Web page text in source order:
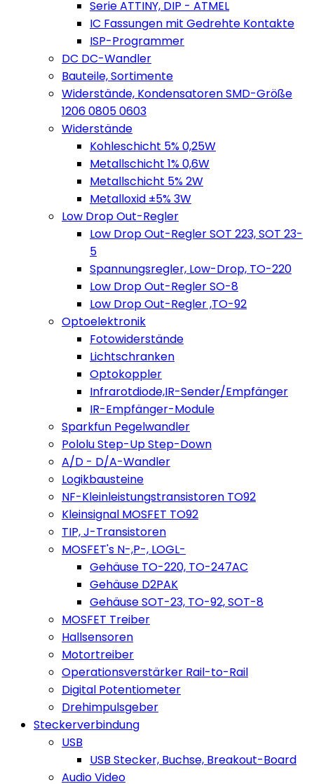
Serie ATTINY, DIP - ATMEL
IC Fassungen mit Gedrehte Kontakte
ISP-Programmer
DC DC-Wandler
Bauteile, Sortimente
Widerstände, Kondensatoren SMD-Größe
1206 0805 0603
Widerstände
Kohleschicht 5% 0,25W
Metallschicht 1% 0,6W
Metallschicht 5% 2W
Metalloxid ±5% 3W
Low Drop Out-Regler
Low Drop Out-Regler SOT 223, SOT 23-
5
Spannungsregler, Low-Drop, TO-220
Low Drop Out-Regler SO-8
Low Drop Out-Regler ,TO-92
Optoelektronik
Fotowiderstände
Lichtschranken
Optokoppler
Infrarotdiode,IR-Sender/Empfänger
IR-Empfänger-Module
Sparkfun Pegelwandler
Pololu Step-Up Step-Down
A/D - D/A-Wandler
Logikbausteine
NF-Kleinleistungstransistoren TO92
Kleinsignal MOSFET TO92
TIP, J-Transistoren
MOSFET's N-,P-, LOGL-
Gehäuse TO-220, TO-247AC
Gehäuse D2PAK
Gehäuse SOT-23, TO-92, SOT-8
MOSFET Treiber
Hallsensoren
Motortreiber
Operationsverstärker Rail-to-Rail
Digital Potentiometer
Drehimpulsgeber
Steckerverbindung
USB
USB Stecker, Buchse, Breakout-Board
Audio Video